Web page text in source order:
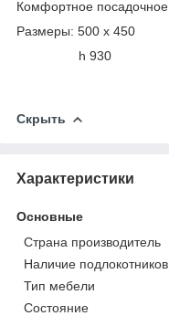
Комфортное
Размеры: 500 х 450
h 930
Скрыть
Характеристики
Основные
Страна производитель
Наличие подлокотников
Тип мебели
Состояние